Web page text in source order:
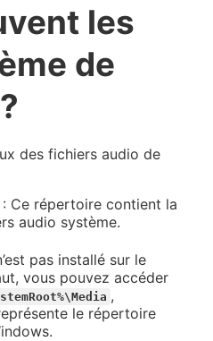
les
de
des fichiers audio de
: Ce répertoire contient la
audio système.
pas installé sur le
vous pouvez accéder
,
le répertoire